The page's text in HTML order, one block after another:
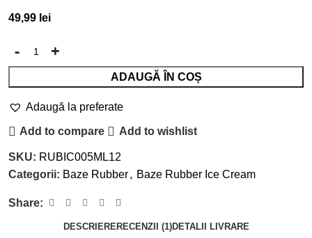
49,99 lei
ADAUGĂ ÎN COȘ
Adaugă la preferate
Add to compare Add to wishlist
SKU: RUBIC005ML12
Categorii: Baze Rubber, Baze Rubber Ice Cream
Share:
DESCRIERERECENZII (1)DETALII LIVRARE